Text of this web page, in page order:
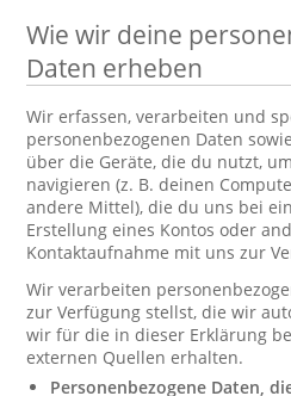
Wie wir deine
Daten erheben
Wir erfassen, verarbeiten und
personenbezogenen Daten
über die Geräte, die du nutzt,
navigieren (z. B. deinen
andere Mittel), die du uns bei
Erstellung eines Kontos oder
Kontaktaufnahme mit uns zur
Wir verarbeiten
zur Verfügung stellst, die wir
wir für die in dieser Erklärung
externen Quellen erhalten.
Personenbezogene Daten,